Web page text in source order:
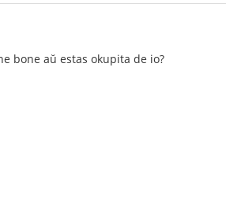
bone aŭ estas okupita de io?